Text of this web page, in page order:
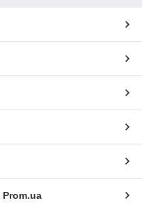
Prom.ua